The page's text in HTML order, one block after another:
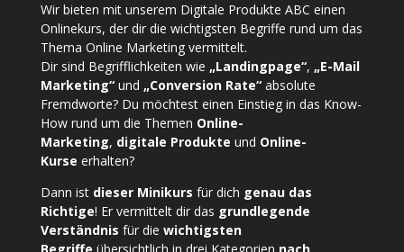
Wir bieten mit unserem Digitale Produkte ABC einen
Onlinekurs, der dir die wichtigsten Begriffe rund um das
Thema Online Marketing vermittelt.
Dir sind Begrifflichkeiten wie „Landingpage“, „E-Mail
Marketing“und „Conversion Rate“absolute
Fremdworte? Du möchtest einen Einstieg in das Know-
How rund um die Themen Online-
Marketing, digitale Produkte und Online-
Kurse erhalten?
Dann ist dieser Minikurs für dich genau das
Richtige! Er vermittelt dir das grundlegende
Verständnis für die wichtigsten